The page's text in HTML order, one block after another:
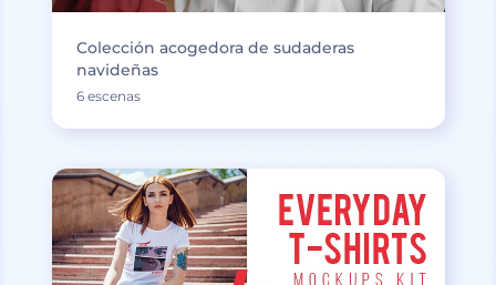
Colección acogedora de sudaderas
navideñas
6 escenas